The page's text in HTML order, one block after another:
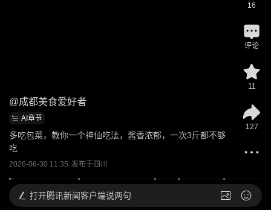
@成都美食爱好者
AI章节
多吃包菜，教你一个神仙吃法，酱香浓郁，一次3斤都不够
吃
2026-06-30 11:35 发布于四川
16
评论
11
127
打开腾讯新闻客户端说两句